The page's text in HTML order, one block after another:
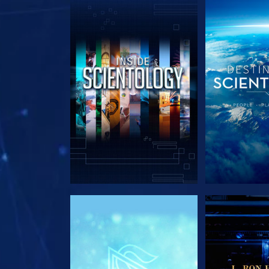
DÉCOUVRIR LES SÉRIES DÉCOUVRIR